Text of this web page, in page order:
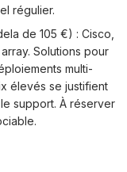
régulier.
de 105 €) : Cisco,
Solutions pour
multi-
élevés se justifient
support. À réserver